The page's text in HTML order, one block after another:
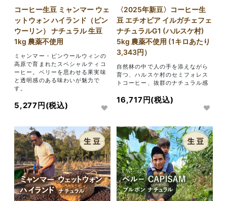
コーヒー生豆 ミャンマー ウェ
ットウォン ハイランド（ピン
ウーリン） ナチュラル 生豆
1kg 農薬不使用
ミャンマー・ピンウールウィンの
高原で育まれたスペシャルティコ
ーヒー。ベリーを思わせる果実味
と透明感のある味わいが魅力で
す。
5,277円(税込)
〈2025年新豆〉コーヒー生
豆 エチオピア イルガチェフェ
ナチュラルG1 (ハルスケ村)
5kg 農薬不使用 (1キロあたり
3,343円）
自然林の中で人の手を添えながら
育つ、ハルスケ村のセミフォレス
トコーヒー、抜群のナチュラル感
16,717円(税込)